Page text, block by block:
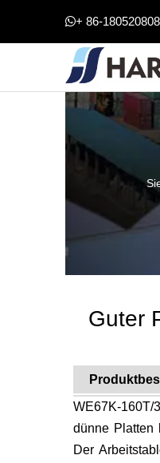
+ 86-
Guter
WE67K-160T/
dünne Platten
Der